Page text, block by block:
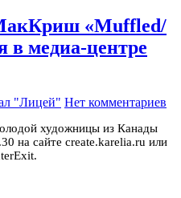
«Muffled/
в медиа-центре
"Лицей" Нет комментариев
художницы из Канады
на сайте create.karelia.ru или